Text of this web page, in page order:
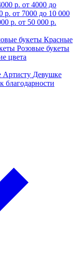
р. от 4000 до
р. от 7000 до 10 000
р. от 50 000 р.
букеты Красные
Розовые букеты
цвета
Артисту Девушке
благодарности